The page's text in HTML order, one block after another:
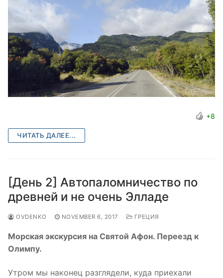
+8
ЧИТАТЬ ДАЛЕЕ...
[День 2] Автопаломничество по
древней и не очень Элладе
OVDENKO NOVEMBER 6, 2017 ГРЕЦИЯ
Морская экскурсия на Святой Афон. Переезд к
Олимпу.
Утром мы наконец разглядели, куда приехали